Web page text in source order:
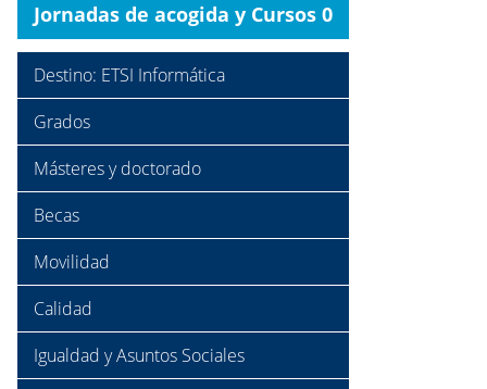
Jornadas de acogida y Cursos 0
Destino: ETSI Informática
Grados
Másteres y doctorado
Becas
Movilidad
Calidad
Igualdad y Asuntos Sociales